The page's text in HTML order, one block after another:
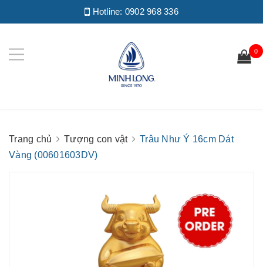
Hotline: 0902 968 336
0
Trang chủ Tượng con vật
Trâu Như Ý 16cm Dát
Vàng (00601603DV)